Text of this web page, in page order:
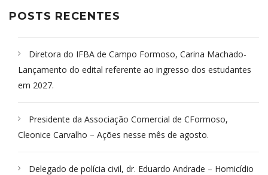
POSTS RECENTES
Diretora do IFBA de Campo Formoso, Carina Machado-
Lançamento do edital referente ao ingresso dos estudantes
em 2027.
Presidente da Associação Comercial de CFormoso,
Cleonice Carvalho – Ações nesse mês de agosto.
Delegado de polícia civil, dr. Eduardo Andrade – Homicídio